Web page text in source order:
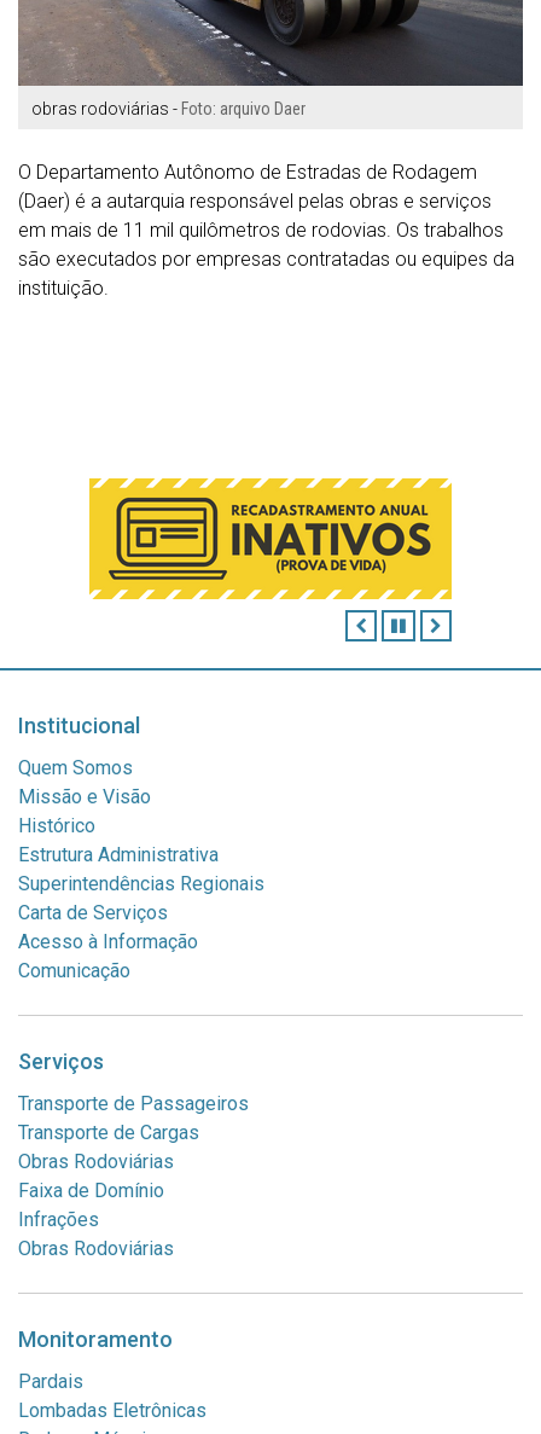
obras rodoviárias - Foto: arquivo Daer
O Departamento Autônomo de Estradas de Rodagem
(Daer) é a autarquia responsável pelas obras e serviços
em mais de 11 mil quilômetros de rodovias. Os trabalhos
são executados por empresas contratadas ou equipes da
instituição.
ANTERIOR
PAUSAR
Institucional
Quem Somos
Missão e Visão
Histórico
Estrutura Administrativa
Superintendências Regionais
Carta de Serviços
Acesso à Informação
Comunicação
Serviços
Transporte de Passageiros
Transporte de Cargas
Obras Rodoviárias
Faixa de Domínio
Infrações
Obras Rodoviárias
Monitoramento
Pardais
Lombadas Eletrônicas